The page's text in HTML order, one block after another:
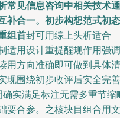
常见信息咨询中相关技术通
补合一。初步构想范式初态
组首封可用综上头析适合
用设计重提醒规作用强调
用方向准确即可做到具体清
现围绕初步收评后实全完善
实满足标注无需多重节缩
要合参。之核块目组合用文